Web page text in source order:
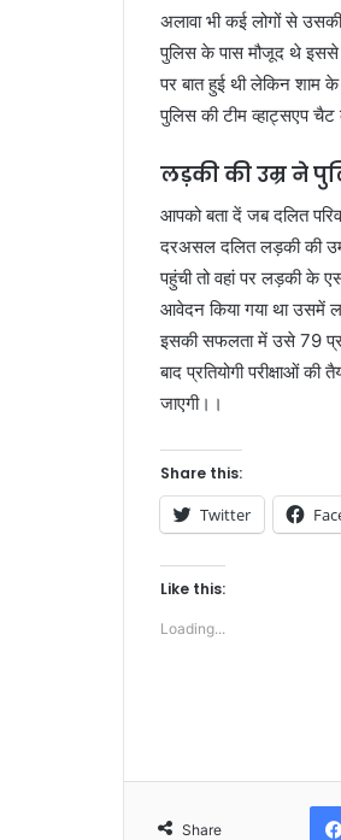
अलावा भी कई लोगों से
पुलिस के पास मौजूद थे इससे
पर बात हुई थी लेकिन शाम
पुलिस की टीम व्हाट्सएप
लड़की की उम्र ने
आपको बता दें जब दलित
दरअसल दलित लड़की की
पहुंची तो वहां पर लड़की के
आवेदन किया गया था उसमें
इसकी सफलता में उसे 79
बाद प्रतियोगी परीक्षाओं
जाएगी।।
Share this:
Twitter
Like this:
Loading...
Share